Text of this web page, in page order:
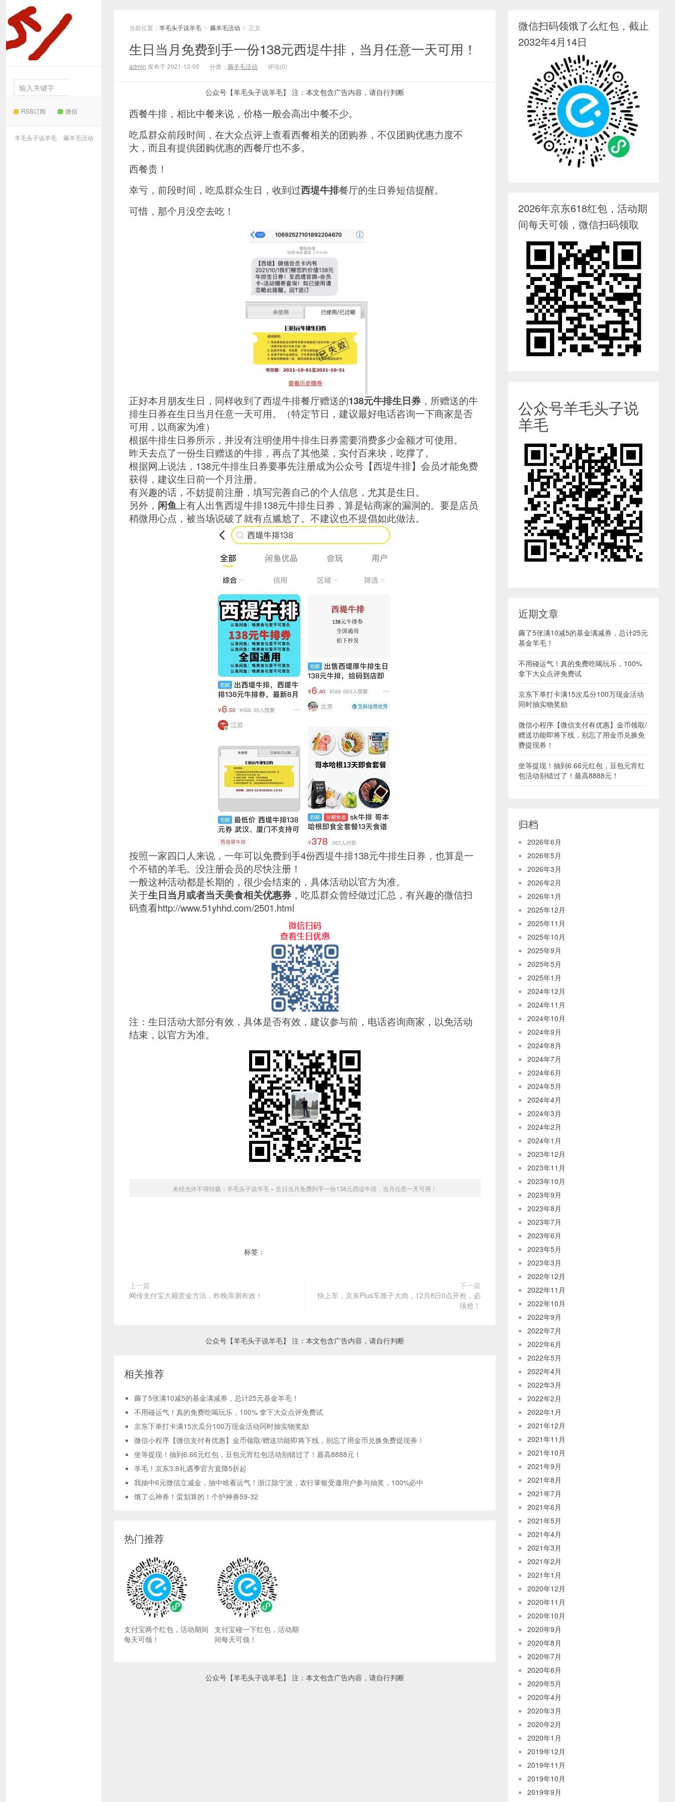
RSS订阅 微信
羊毛头子说羊毛 薅羊毛活动
当前位置： 羊毛头子说羊毛 > 薅羊毛活动 > 正文
生日当月免费到手一份138元西堤牛排，当月任意一天可用！
admin 发布于 2021-12-05 分类： 薅羊毛活动 评论(0)
公众号【羊毛头子说羊毛】 注：本文包含广告内容，请自行判断
西餐牛排，相比中餐来说，价格一般会高出中餐不少。
吃瓜群众前段时间，在大众点评上查看西餐相关的团购券，不仅团购优惠力度不
大，而且有提供团购优惠的西餐厅也不多。
西餐贵！
幸亏，前段时间，吃瓜群众生日，收到过西堤牛排餐厅的生日券短信提醒。
可惜，那个月没空去吃！
正好本月朋友生日，同样收到了西堤牛排餐厅赠送的138元牛排生日券 ，所赠送的牛
排生日券在生日当月任意一天可用。（特定节日，建议最好电话咨询一下商家是否
可用，以商家为准）
根据牛排生日券所示，并没有注明使用牛排生日券需要消费多少金额才可使用。
昨天去点了一份生日赠送的牛排，再点了其他菜，实付百来块，吃撑了。
根据网上说法，138元牛排生日券要事先注册成为公众号【西堤牛排】会员才能免费
获得，建议生日前一个月注册。
有兴趣的话，不妨提前注册，填写完善自己的个人信息，尤其是生日。
另外， 闲鱼 上有人出售西堤牛排138元牛排生日券，算是钻商家的漏洞的。要是店员
稍微用心点，被当场说破了就有点尴尬了。不建议也不提倡如此做法。
按照一家四口人来说，一年可以免费到手4份西堤牛排138元牛排生日券，也算是一
个不错的羊毛。没注册会员的尽快注册！
一般这种活动都是长期的，很少会结束的，具体活动以官方为准。
关于生日当月或者当天美食相关优惠券 ，吃瓜群众曾经做过汇总，有兴趣的微信扫
码查看http://www.51yhhd.com/2501.html
注：生日活动大部分有效，具体是否有效，建议参与前，电话咨询商家，以免活动
结束，以官方为准。
未经允许不得转载： 羊毛头子说羊毛 » 生日当月免费到手一份138元西堤牛排，当月任意一天可用！
标签：
上一篇
网传支付宝大额赏金方法，昨晚亲测有效！
下一篇
快上车，京东Plus车厘子大肉，12月8日0点开抢，必
须抢！
公众号【羊毛头子说羊毛】 注：本文包含广告内容，请自行判断
相关推荐
薅了5张满10减5的基金满减券，总计25元基金羊毛！
不用碰运气！真的免费吃喝玩乐，100% 拿下大众点评免费试
京东下单打卡满15次瓜分100万现金活动同时抽实物奖励
微信小程序【微信支付有优惠】金币领取/赠送功能即将下线，别忘了用金币兑换免费提现券！
坐等提现！抽到6.66元红包，豆包元宵红包活动别错过了！最高8888元！
羊毛！京东3.8礼遇季官方直降5折起
我抽中6元微信立减金，抽中啥看运气！浙江除宁波，农行掌银受邀用户参与抽奖，100%必中
饿了么神券！蛮划算的！个护神券59-32
热门推荐
支付宝两个红包，活动期间
每天可领！
支付宝碰一下红包，活动期
间每天可领！
公众号【羊毛头子说羊毛】 注：本文包含广告内容，请自行判断
微信扫码领饿了么红包，截止
2032年4月14日
2026年京东618红包，活动期
间每天可领，微信扫码领取
公众号羊毛头子说
羊毛
近期文章
薅了5张满10减5的基金满减券，总计25元
基金羊毛！
不用碰运气！真的免费吃喝玩乐，100%
拿下大众点评免费试
京东下单打卡满15次瓜分100万现金活动
同时抽实物奖励
微信小程序【微信支付有优惠】金币领取/
赠送功能即将下线，别忘了用金币兑换免
费提现券！
坐等提现！抽到6.66元红包，豆包元宵红
包活动别错过了！最高8888元！
归档
2026年6月
2026年5月
2026年3月
2026年2月
2026年1月
2025年12月
2025年11月
2025年10月
2025年9月
2025年5月
2025年1月
2024年12月
2024年11月
2024年10月
2024年9月
2024年8月
2024年7月
2024年6月
2024年5月
2024年4月
2024年3月
2024年2月
2024年1月
2023年12月
2023年11月
2023年10月
2023年9月
2023年8月
2023年7月
2023年6月
2023年5月
2023年3月
2022年12月
2022年11月
2022年10月
2022年9月
2022年7月
2022年6月
2022年5月
2022年4月
2022年3月
2022年2月
2022年1月
2021年12月
2021年11月
2021年10月
2021年9月
2021年8月
2021年7月
2021年6月
2021年5月
2021年4月
2021年3月
2021年2月
2021年1月
2020年12月
2020年11月
2020年10月
2020年9月
2020年8月
2020年7月
2020年6月
2020年5月
2020年4月
2020年3月
2020年2月
2020年1月
2019年12月
2019年11月
2019年10月
2019年9月